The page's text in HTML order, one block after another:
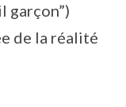
garçon”)
de la réalité